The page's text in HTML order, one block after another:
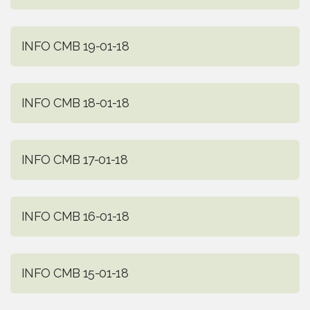
INFO CMB 19-01-18
INFO CMB 18-01-18
INFO CMB 17-01-18
INFO CMB 16-01-18
INFO CMB 15-01-18